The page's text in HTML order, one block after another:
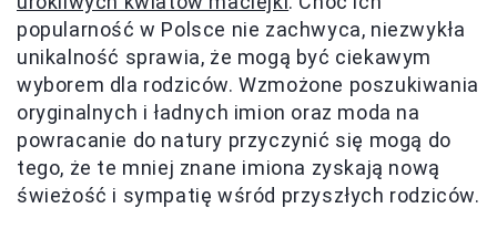
popularność w Polsce nie zachwyca, niezwykła
unikalność sprawia, że mogą być ciekawym
wyborem dla rodziców. Wzmożone poszukiwania
oryginalnych i ładnych imion oraz moda na
powracanie do natury przyczynić się mogą do
tego, że te mniej znane imiona zyskają nową
świeżość i sympatię wśród przyszłych rodziców.